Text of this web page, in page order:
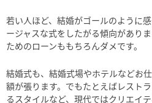
若い人ほど、結婚がゴールのように
ージャスな式をしたがる傾向があり
ためのローンももちろんダメです。
結婚式も、結婚式場やホテルなどお
額が張ります。でもたとえばレスト
るスタイルなど、現代ではクリエイ